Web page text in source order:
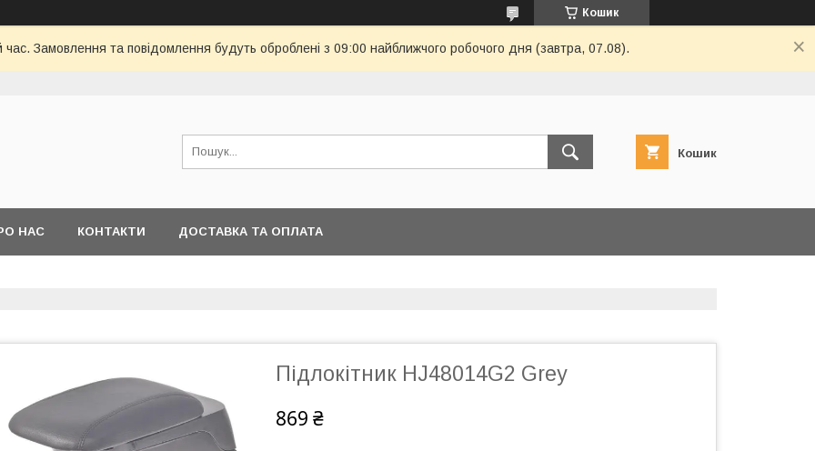
Кошик
час. Замовлення та повідомлення будуть оброблені з 09:00 найближчого робочого дня (завтра, 07.08).
Кошик
НАС КОНТАКТИ ДОСТАВКА ТА ОПЛАТА
Підлокітник HJ48014G2 Grey
869 ₴